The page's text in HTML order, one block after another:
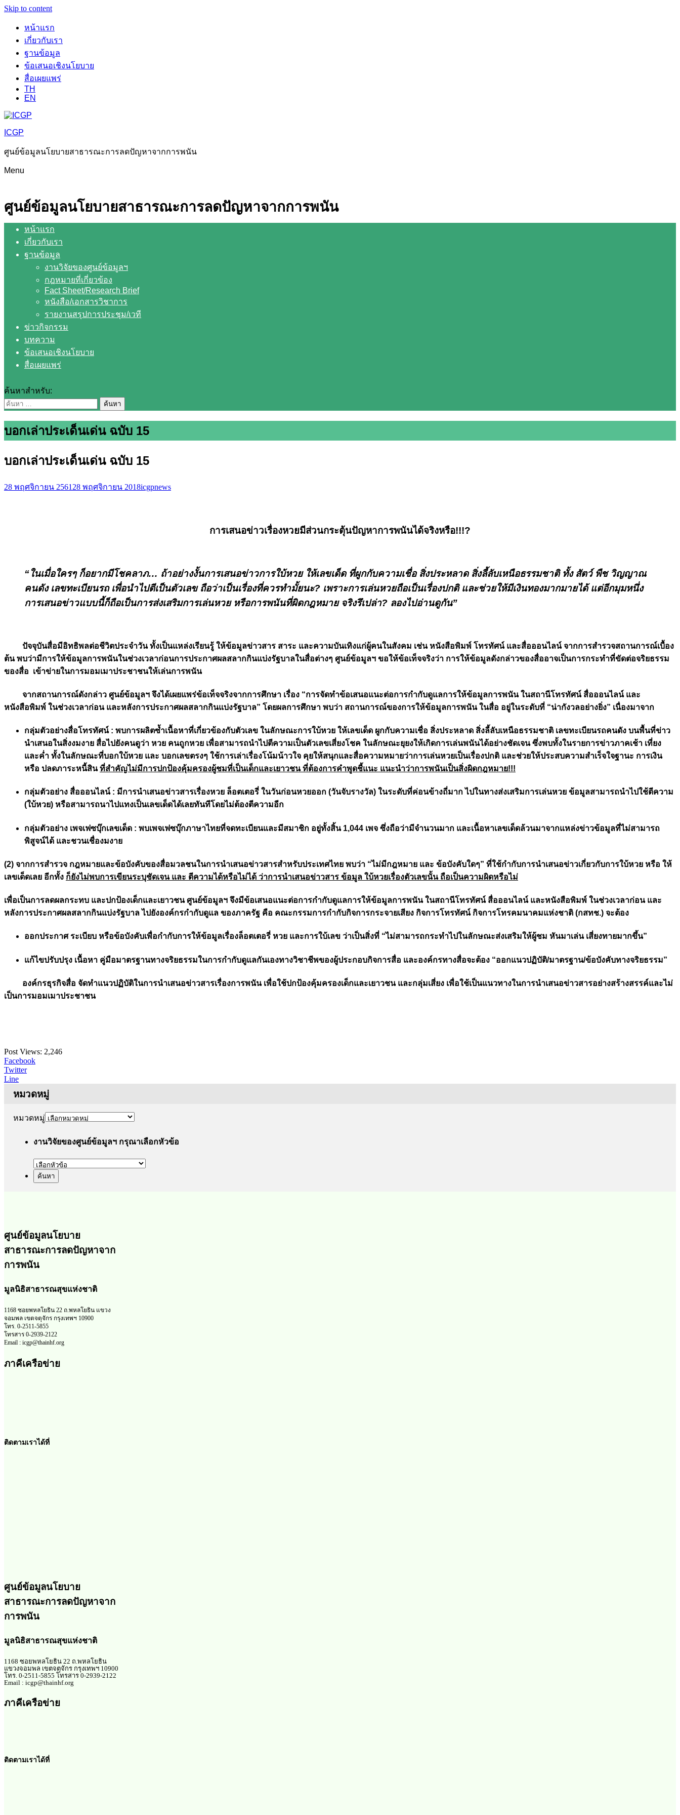
Skip to content
หน้าแรก
เกี่ยวกับเรา
ฐานข้อมูล
ข้อเสนอเชิงนโยบาย
สื่อเผยแพร่
TH
EN
ICGP
ศูนย์ข้อมูลนโยบายสาธารณะการลดปัญหาจากการพนัน
Menu
ศูนย์ข้อมูลนโยบายสาธารณะการลดปัญหาจากการพนัน
หน้าแรก
เกี่ยวกับเรา
ฐานข้อมูล
งานวิจัยของศูนย์ข้อมูลฯ
กฎหมายที่เกี่ยวข้อง
Fact Sheet/Research Brief
หนังสือ/เอกสารวิชาการ
รายงานสรุปการประชุม/เวที
ข่าวกิจกรรม
บทความ
ข้อเสนอเชิงนโยบาย
สื่อเผยแพร่
ค้นหาสำหรับ:
บอกเล่าประเด็นเด่น ฉบับ 15
บอกเล่าประเด็นเด่น ฉบับ 15
28 พฤศจิกายน 2561 28 พฤศจิกายน 2018icgpnews
การเสนอข่าวเรื่องหวยมีส่วนกระตุ้นปัญหาการพนันได้จริงหรือ!!!?
“ในเมื่อใครๆ ก็อยากมีโชคลาภ… ถ้าอย่างงั้นการเสนอข่าวการใบ้หวย ให้เลขเด็ด ที่ผูกกับความเชื่อ สิ่งประหลาด สิ่งลี้ลับเหนือธรรมชาติ ทั้ง สัตว์ พืช วิญญาณ
คนดัง เลขทะเบียนรถ เพื่อนำไปตีเป็นตัวเลข ถือว่าเป็นเรื่องที่ควรทำมั้ยนะ? เพราะการเล่นหวยถือเป็นเรื่องปกติ และช่วยให้มีเงินทองมากมายได้ แต่อีกมุมหนึ่ง
การเสนอข่าวแบบนี้ก็ถือเป็นการส่งเสริมการเล่นหวย หรือการพนันที่ผิดกฎหมาย จริงรึเปล่า? ลองไปอ่านดูกัน”
ปัจจุบันสื่อมีอิทธิพลต่อชีวิตประจำวัน ทั้งเป็นแหล่งเรียนรู้ ให้ข้อมูลข่าวสาร สาระ และความบันเทิงแก่ผู้คนในสังคม เช่น หนังสือพิมพ์ โทรทัศน์ และสื่อออนไลน์ จากการสำรวจสถานการณ์เบื้อง
ต้น พบว่ามีการให้ข้อมูลการพนันในช่วงเวลาก่อนการประกาศผลสลากกินแบ่งรัฐบาลในสื่อต่างๆ ศูนย์ข้อมูลฯ ขอให้ข้อเท็จจริงว่า การให้ข้อมูลดังกล่าวของสื่ออาจเป็นการกระทำที่ขัดต่อจริยธรรม
ของสื่อ เข้าข่ายในการมอมเมาประชาชนให้เล่นการพนัน
จากสถานการณ์ดังกล่าว ศูนย์ข้อมูลฯ จึงได้เผยแพร่ข้อเท็จจริงจากการศึกษา เรื่อง “การจัดทำข้อเสนอแนะต่อการกำกับดูแลการให้ข้อมูลการพนัน ในสถานีโทรทัศน์ สื่อออนไลน์ และ
หนังสือพิมพ์ ในช่วงเวลาก่อน และหลังการประกาศผลสลากกินแบ่งรัฐบาล” โดยผลการศึกษา พบว่า สถานการณ์ของการให้ข้อมูลการพนัน ในสื่อ อยู่ในระดับที่ “น่ากังวลอย่างยิ่ง” เนื่องมาจาก
กลุ่มตัวอย่างสื่อโทรทัศน์: พบการผลิตซ้ำเนื้อหาที่เกี่ยวข้องกับตัวเลข ในลักษณะการใบ้หวย ให้เลขเด็ด ผูกกับความเชื่อ สิ่งประหลาด สิ่งลี้ลับเหนือธรรมชาติ เลขทะเบียนรถคนดัง บนพื้นที่ข่าว
นำเสนอในสิ่งงมงาย สื่อไปยังคนดูว่า หวย คนถูกหวย เพื่อสามารถนำไปตีความเป็นตัวเลขเสี่ยงโชค ในลักษณะยุยงให้เกิดการเล่นพนันได้อย่างชัดเจน ซึ่งพบทั้งในรายการข่าวภาคเช้า เที่ยง
และค่ำ ทั้งในลักษณะที่บอกใบ้หวย และ บอกเลขตรงๆ ใช้การเล่าเรื่องโน้มน้าวใจ คุยให้สนุกและสื่อความหมายว่าการเล่นหวยเป็นเรื่องปกติ และช่วยให้ประสบความสำเร็จใจฐานะ การเงิน
หรือ ปลดภาระหนี้สินที่สำคัญไม่มีการปกป้องคุ้มครองผู้ชมที่เป็นเด็กและเยาวชน ที่ต้องการคำพูดชี้แนะ แนะนำว่าการพนันเป็นสิ่งผิดกฎหมาย!!!
กลุ่มตัวอย่าง สื่อออนไลน์: มีการนำเสนอข่าวสารเรื่องหวย ล็อตเตอรี่ ในวันก่อนหวยออก (วันจับรางวัล) ในระดับที่ค่อนข้างถี่มาก ไปในทางส่งเสริมการเล่นหวย ข้อมูลสามารถนำไปใช้ตีความ
(ใบ้หวย) หรือสามารถนาไปแทงเป็นเลขเด็ดได้เลยทันทีโดยไม่ต้องตีความอีก
กลุ่มตัวอย่าง เพจเฟซบุ๊กเลขเด็ด : พบเพจเฟซบุ๊กภาษาไทยที่จดทะเบียนและมีสมาชิก อยู่ทั้งสิ้น 1,044 เพจ ซึ่งถือว่ามีจำนวนมาก และเนื้อหาเลขเด็ดล้วนมาจากแหล่งข่าวข้อมูลที่ไม่สามารถ
พิสูจน์ได้ และชวนเชื่องมงาย
(2) จากการสำรวจ กฎหมายและข้อบังคับของสื่อมวลชนในการนำเสนอข่าวสารสำหรับประเทศไทย พบว่า “ไม่มีกฎหมาย และ ข้อบังคับใดๆ” ที่ใช้กำกับการนำเสนอข่าวเกี่ยวกับการใบ้หวย หรือ ให้
เลขเด็ดเลย อีกทั้ง ก็ยังไม่พบการเขียนระบุชัดเจน และ ตีความได้หรือไม่ได้ ว่าการนำเสนอข่าวสาร ข้อมูล ใบ้หวยเรื่องตัวเลขนั้น ถือเป็นความผิดหรือไม่
เพื่อเป็นการลดผลกระทบ และปกป้องเด็กและเยาวชน ศูนย์ข้อมูลฯ จึงมีข้อเสนอแนะต่อการกำกับดูแลการให้ข้อมูลการพนัน ในสถานีโทรทัศน์ สื่อออนไลน์ และหนังสือพิมพ์ ในช่วงเวลาก่อน และ
หลังการประกาศผลสลากกินแบ่งรัฐบาล ไปยังองค์กรกำกับดูแล ของภาครัฐ คือ คณะกรรมการกำกับกิจการกระจายเสียง กิจการโทรทัศน์ กิจการโทรคมนาคมแห่งชาติ (กสทช.) จะต้อง
ออกประกาศ ระเบียบ หรือข้อบังคับเพื่อกำกับการให้ข้อมูลเรื่องล็อตเตอรี่ หวย และการใบ้เลข ว่าเป็นสิ่งที่ “ไม่สามารถกระทำไปในลักษณะส่งเสริมให้ผู้ชม หันมาเล่น เสี่ยงทายมากขึ้น”
แก้ไขปรับปรุง เนื้อหา คู่มือมาตรฐานทางจริยธรรมในการกำกับดูแลกันเองทางวิชาชีพของผู้ประกอบกิจการสื่อ และองค์กรทางสื่อจะต้อง “ออกแนวปฏิบัติ/มาตรฐาน/ข้อบังคับทางจริยธรรม”
องค์กรธุรกิจสื่อ จัดทำแนวปฏิบัติในการนำเสนอข่าวสารเรื่องการพนัน เพื่อใช้ปกป้องคุ้มครองเด็กและเยาวชน และกลุ่มเสี่ยง เพื่อใช้เป็นแนวทางในการนำเสนอข่าวสารอย่างสร้างสรรค์และไม่
เป็นการมอมเมาประชาชน
Post Views: 2,246
Facebook
Twitter
Line
หมวดหมู่
หมวดหมู่
งานวิจัยของศูนย์ข้อมูลฯ กรุณาเลือกหัวข้อ
ศูนย์ข้อมูลนโยบาย
สาธารณะการลดปัญหาจาก
การพนัน
มูลนิธิสาธารณสุขแห่งชาติ
1168 ซอยพหลโยธิน 22 ถ.พหลโยธิน แขวง
จอมพล เขตจตุจักร กรุงเทพฯ 10900
โทร. 0-2511-5855
โทรสาร 0-2939-2122
Email : icgp@thainhf.org
ภาคีเครือข่าย
ติดตามเราได้ที่
ศูนย์ข้อมูลนโยบาย
สาธารณะการลดปัญหาจาก
การพนัน
มูลนิธิสาธารณสุขแห่งชาติ
1168 ซอยพหลโยธิน 22 ถ.พหลโยธิน
แขวงจอมพล เขตจตุจักร กรุงเทพฯ 10900
โทร. 0-2511-5855 โทรสาร 0-2939-2122
Email : icgp@thainhf.org
ภาคีเครือข่าย
ติดตามเราได้ที่